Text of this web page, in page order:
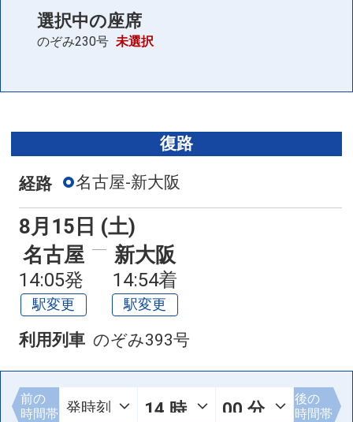
選択中の座席
のぞみ230号 未選択
復路
経路 名古屋-新大阪
8月15日 (土)
名古屋
14:05発
駅変更
新大阪
14:54着
駅変更
利用列車 のぞみ393号
前の
時間帯
後の
時間帯